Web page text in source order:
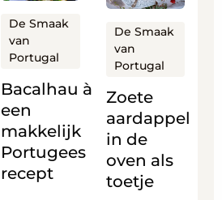
Bacalhau à Brás
een
makkelijk
Portugees
recept
De Smaak
van
Portugal
Bacalhau à Brás
een
Portugees
recept
Zoete
aardappel
in de
oven als
toetje
De Smaak
van
Portugal
over
Zoete
aardappel
in
de
oven
als
toetje